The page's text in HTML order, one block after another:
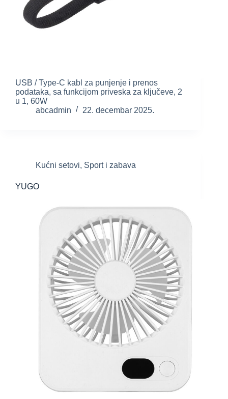
USB / Type-C kabl za punjenje i prenos
podataka, sa funkcijom priveska za ključeve, 2
u 1, 60W
abcadmin
22. decembar 2025.
Kućni setovi, Sport i zabava
YUGO